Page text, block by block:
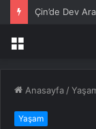
Menü
Anasayfa /
Yaşam